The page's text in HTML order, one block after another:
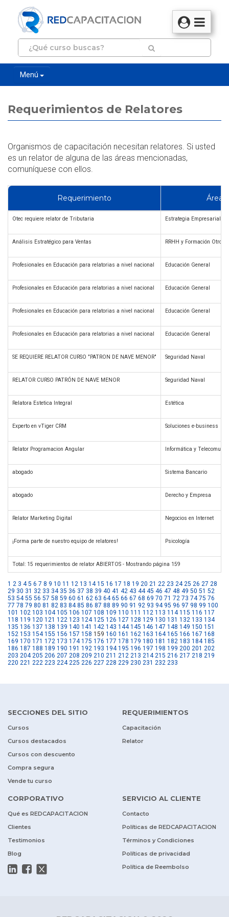
Menú
Requerimientos de Relatores
Organismos de capacitación necesitan relatores. Si usted
es un relator de alguna de las áreas mencionadas,
comuníquese con ellos.
Requerimiento Área
Otec requiere relator de Tributaria Estrategia Empresarial
Análisis Estratégico para Ventas RRHH y Formación Otros
Profesionales en Educación para relatorias a nivel nacional Educación General
Profesionales en Educación para relatorias a nivel nacional Educación General
Profesionales en Educación para relatorias a nivel nacional Educación General
Profesionales en Educación para relatorias a nivel nacional Educación General
SE REQUIERE RELATOR CURSO "PATRON DE NAVE MENOR" Seguridad Naval
RELATOR CURSO PATRÓN DE NAVE MENOR Seguridad Naval
Relatora Estetica Integral Estética
Experto en vTiger CRM Soluciones e-business
Relator Programacion Angular Informática y
abogado Sistema Bancario
abogado Derecho y Empresa
Relator Marketing Digital Negocios en Internet
¡Forma parte de nuestro equipo de relatores! Psicología
Total: 15 requerimientos de relator ABIERTOS - Mostrando página 159
1 2 3 4 5 6 7 8 9 10 11 12 13 14 15 16 17 18 19 20 21 22 23 24 25 26 27 28
29 30 31 32 33 34 35 36 37 38 39 40 41 42 43 44 45 46 47 48 49 50 51 52
53 54 55 56 57 58 59 60 61 62 63 64 65 66 67 68 69 70 71 72 73 74 75 76
77 78 79 80 81 82 83 84 85 86 87 88 89 90 91 92 93 94 95 96 97 98 99 100
101 102 103 104 105 106 107 108 109 110 111 112 113 114 115 116 117
118 119 120 121 122 123 124 125 126 127 128 129 130 131 132 133 134
135 136 137 138 139 140 141 142 143 144 145 146 147 148 149 150 151
152 153 154 155 156 157 158 159 160 161 162 163 164 165 166 167 168
169 170 171 172 173 174 175 176 177 178 179 180 181 182 183 184 185
186 187 188 189 190 191 192 193 194 195 196 197 198 199 200 201 202
203 204 205 206 207 208 209 210 211 212 213 214 215 216 217 218 219
220 221 222 223 224 225 226 227 228 229 230 231 232 233
SECCIONES DEL SITIO
Cursos
Cursos destacados
Cursos con descuento
Compra segura
Vende tu curso
REQUERIMIENTOS
Capacitación
Relator
CORPORATIVO
Qué es REDCAPACITACION
Clientes
Testimonios
Blog
SERVICIO AL CLIENTE
Contacto
Políticas de REDCAPACITACION
Términos y Condiciones
Políticas de privacidad
Política de Reembolso